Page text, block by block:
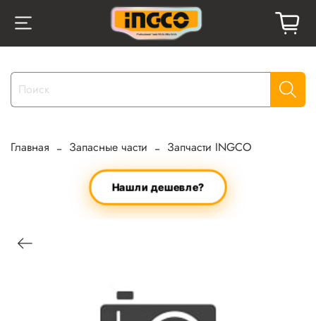
Главная Запасные части Запчасти INGCO
Нашли дешевле?